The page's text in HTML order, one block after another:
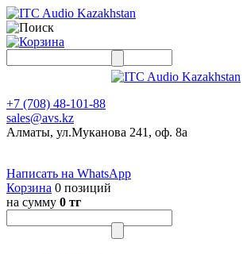
+7 (708) 48-101-88
sales@avs.kz
Алматы, ул.Муканова 241, оф. 8а
Написать на WhatsApp
Корзина 0 позиций
на сумму 0 тг